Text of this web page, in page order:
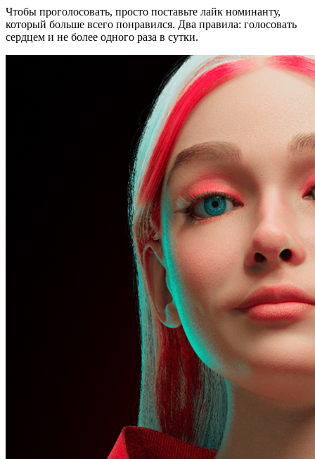
Чтобы проголосовать, просто поставьте лайк номинанту,
который больше всего понравился. Два правила: голосовать
сердцем и не более одного раза в сутки.